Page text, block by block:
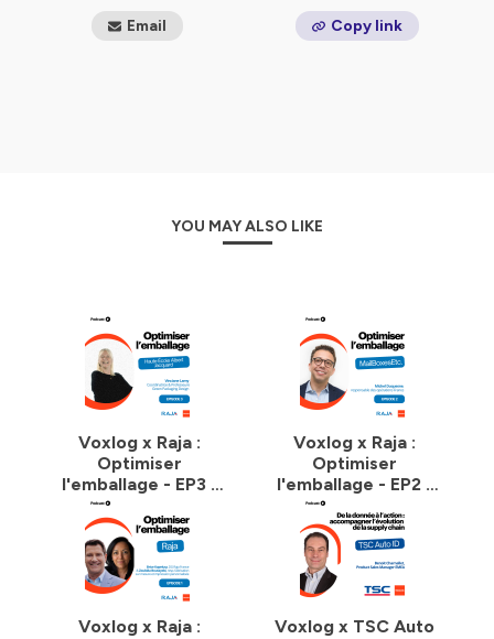
Email Copy link
YOU MAY ALSO LIKE
Voxlog x Raja :
Optimiser
l'emballage - EP3 -
Comprendre le
green packaging et
l'éco-conception
avec Vinciane Lamy
Voxlog x Raja :
Optimiser
l'emballage - EP2 -
Le retour
d'expérience de
MailBoxesEtc
Voxlog x Raja :
Voxlog x TSC Auto